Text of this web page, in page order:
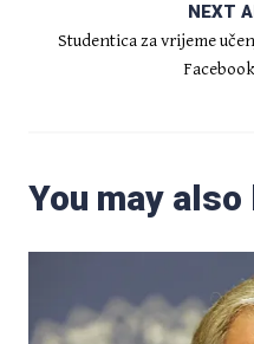
NEXT
Studentica za vrijeme
You may also